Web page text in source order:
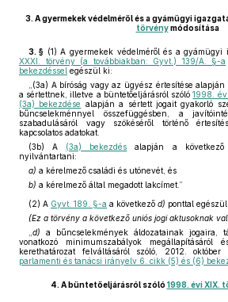
3. A gyermekek védelméről és a gyámügyi
törvénymódosítása
3. § (1) A gyermekek védelméről és a gyámügyi
XXXI. törvény (a továbbiakban: Gyvt.) 139/A. §-a
bekezdéssel egészül ki:
„(3a) A bíróság vagy az ügyész értesítése
a sértettnek, illetve a büntetőeljárásról szóló1998.
(3a) bekezdése alapján a sértett jogait gyakorló
bűncselekménnyel összefüggésben, a
szabadulásáról vagy szökéséről történő
kapcsolatos adatokat.
(3b) A (3a) bekezdés alapján a következő
nyilvántartani:
a) a kérelmező családi és utónevét, és
b) a kérelmező által megadott lakcímet.”
(2) A Gyvt. 189. §-a a következő d) ponttal
(Ez a törvény a következő uniós jogi aktusoknak
d) a bűncselekmények áldozatainak jogaira,
vonatkozó minimumszabályok megállapításáról
kerethatározat felváltásáról szóló, 2012.
parlamenti és tanácsi irányelv 6. cikk (5) és (6)
4. A büntetőeljárásról szóló 1998. évi XIX.